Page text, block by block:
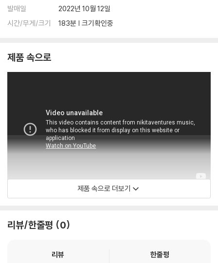
발매일
2022년 10월 12일
시간/무게/크기
183분 | 크기확인중
제품 속으로
제품 속으로 더보기
리뷰/한줄평 0
리뷰
한줄평